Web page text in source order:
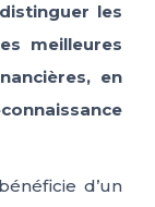
distinguer les
meilleures
en
d’un